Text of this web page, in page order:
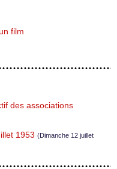
film
des associations
1953 (Dimanche 12 juillet